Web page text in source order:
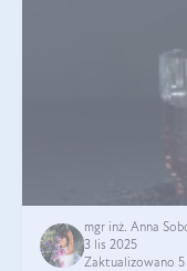
mgr inż. Anna
3 lis 2025
Zaktualizowano 5